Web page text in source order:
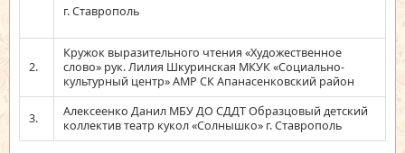
г. Ставрополь
2.
Кружок выразительного чтения «Художественное
слово» рук. Лилия Шкуринская МКУК «Социально-
культурный центр» АМР СК Апанасенковский район
3.
Алексеенко Данил МБУ ДО СДДТ Образцовый детский
коллектив театр кукол «Солнышко» г. Ставрополь